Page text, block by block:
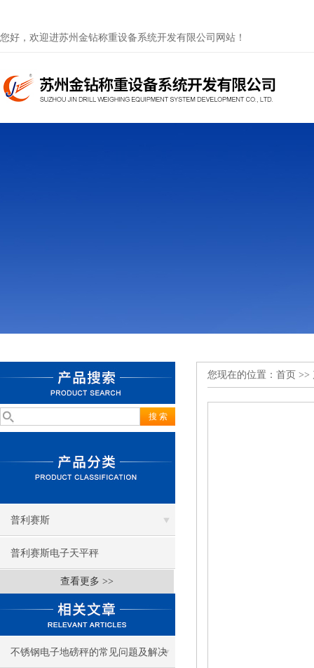
您好，欢迎进苏州金钻称重设备系统开发有限公司网站！
普利赛斯
普利赛斯电子天平秤
查看更多 >>
不锈钢电子地磅秤的常见问题及解决
您现在的位置： 首页 >>